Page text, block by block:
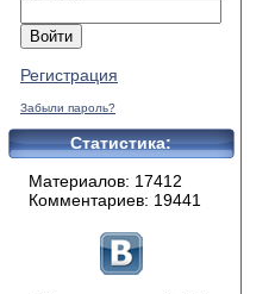
Регистрация
Забыли пароль?
Статистика:
Материалов: 17412
Комментариев: 19441